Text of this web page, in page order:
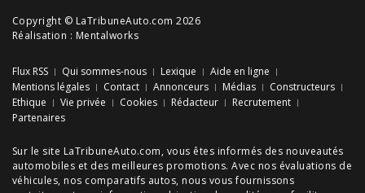
Copyright © LaTribuneAuto.com 2026
Réalisation : Mentalworks
Flux RSS Qui sommes-nous Lexique
Aide en ligne
Mentions légales
Contact Annonceurs Médias
Constructeurs
Ethique
Vie privée Cookies Rédacteur
Recrutement
Partenaires
Sur le site LaTribuneAuto.com, vous êtes informés des nouveautés
automobiles et des meilleures promotions. Avec nos évaluations de
véhicules, nos comparatifs autos, nous vous fournissons